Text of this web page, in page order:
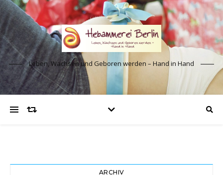
Leben, Wachsen und Geboren werden – Hand in Hand
ARCHIV